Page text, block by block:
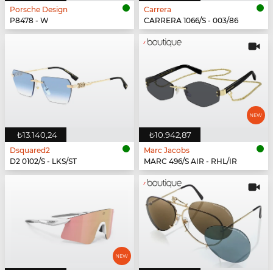
Porsche Design
P8478 - W
Carrera
CARRERA 1066/S - 003/86
₺13.140,24
Dsquared2
D2 0102/S - LKS/ST
₺10.942,87
Marc Jacobs
MARC 496/S AIR - RHL/IR